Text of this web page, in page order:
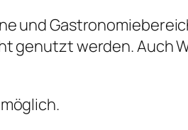
und
genutzt werden. Auch